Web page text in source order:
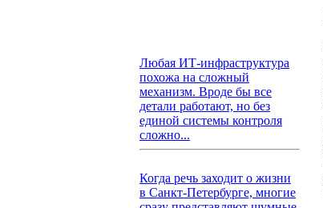
Любая ИТ-инфраструктура
похожа на сложный
механизм. Вроде бы все
детали работают, но без
единой системы контроля
сложно...
Когда речь заходит о жизни
в Санкт-Петербурге, многие